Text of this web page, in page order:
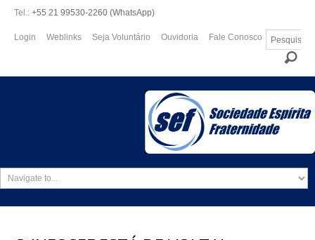
Tel.: +55 21 99530-2260 (WhatsApp)
Login Weblinks Seja Voluntário Ouvidoria Fale Conosco Pesquisar...